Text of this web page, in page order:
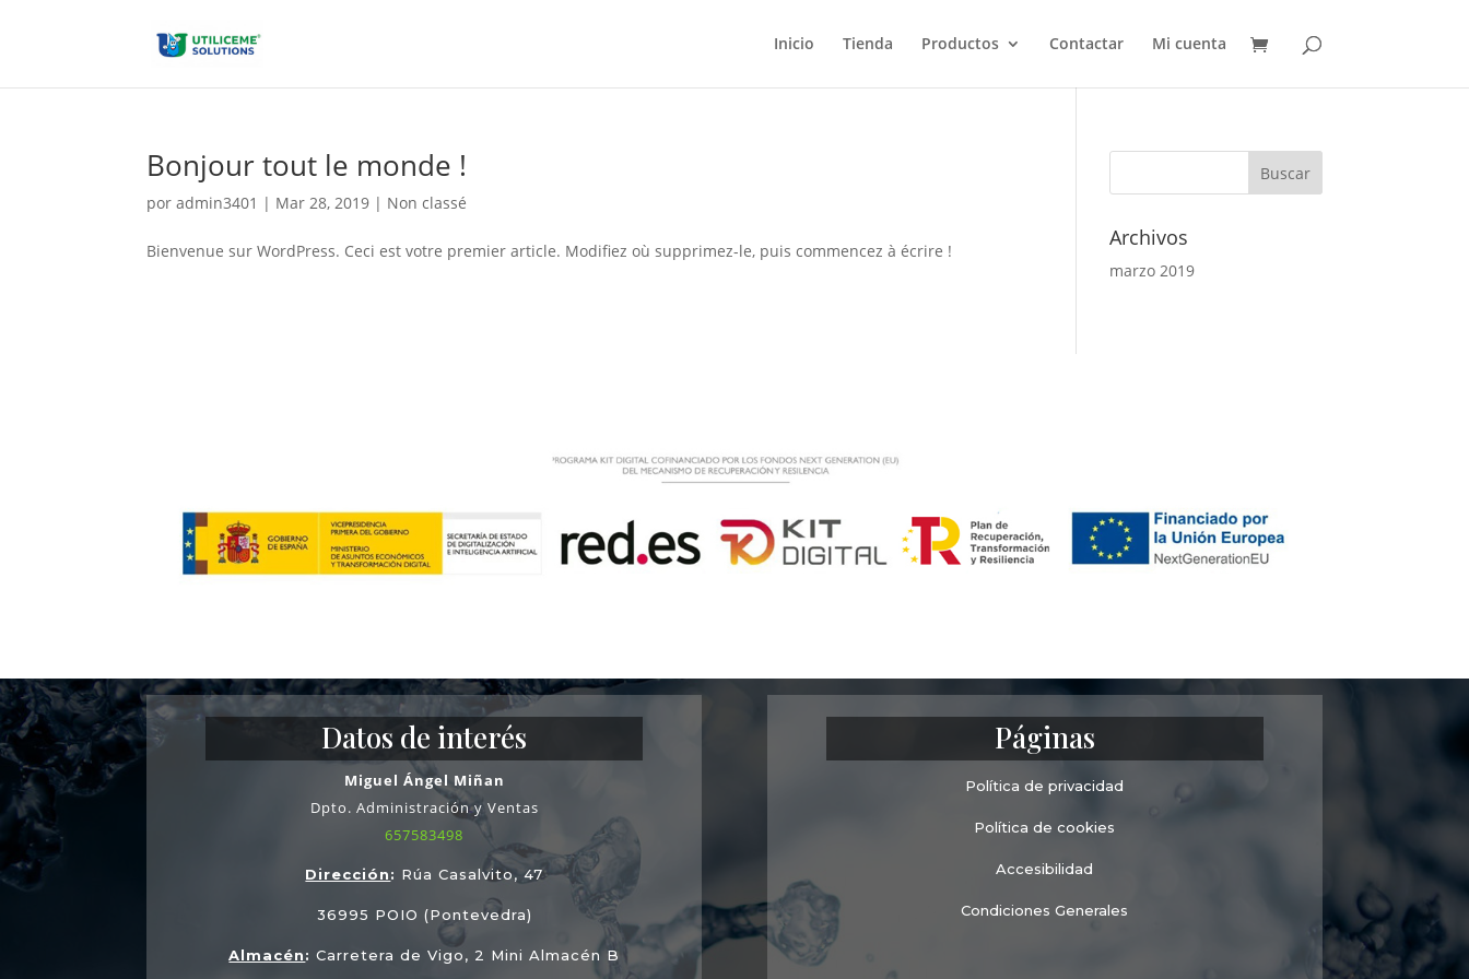
Inicio Tienda Productos Contactar Mi cuenta
Bonjour tout le monde !
poradmin3401 | Mar 28, 2019 | Non classé
Bienvenue sur WordPress. Ceci est votre premier article. Modifiez où supprimez-le, puis commencez à écrire !
Buscar:
Archivos
marzo 2019
Datos de interés
Miguel Ángel Miñan
Dpto. Administración y Ventas
657583498
Dirección: Rúa Casalvito, 47
36995 POIO (Pontevedra)
Almacén: Carretera de Vigo, 2 Mini Almacén B
Páginas
Política de privacidad
Política de cookies
Accesibilidad
Condiciones Generales